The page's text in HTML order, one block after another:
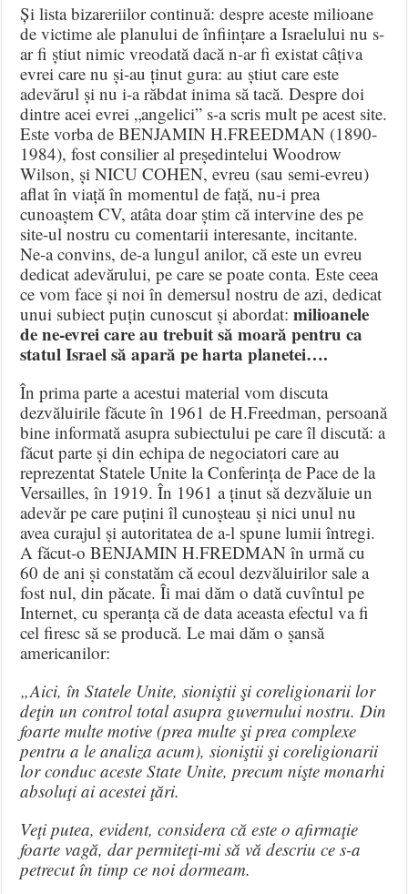
Și lista bizareriilor continuă: despre aceste milioane
de victime ale planului de înființare a Israelului nu s-
ar fi știut nimic vreodată dacă n-ar fi existat câțiva
evrei care nu și-au ținut gura: au știut care este
adevărul și nu i-a răbdat inima să tacă. Despre doi
dintre acei evrei „angelici” s-a scris mult pe acest site.
Este vorba de BENJAMIN H.FREEDMAN (1890-
1984), fost consilier al președintelui Woodrow
Wilson, și NICU COHEN, evreu (sau semi-evreu)
aflat în viață în momentul de față, nu-i prea
cunoaștem CV, atâta doar știm că intervine des pe
site-ul nostru cu comentarii interesante, incitante.
Ne-a convins, de-a lungul anilor, că este un evreu
dedicat adevărului, pe care se poate conta. Este ceea
ce vom face și noi în demersul nostru de azi, dedicat
unui subiect puțin cunoscut și abordat:milioanele
de ne-evrei care au trebuit să moară pentru ca
statul Israel să apară pe harta planetei….
În prima parte a acestui material vom discuta
dezvăluirile făcute în 1961 de H.Freedman, persoană
bine informată asupra subiectului pe care îl discută: a
făcut parte și din echipa de negociatori care au
reprezentat Statele Unite la Conferința de Pace de la
Versailles, în 1919. În 1961 a ținut să dezvăluie un
adevăr pe care puțini îl cunoșteau și nici unul nu
avea curajul și autoritatea de a-l spune lumii întregi.
A făcut-o BENJAMIN H.FREDMAN în urmă cu
60 de ani și constatăm că ecoul dezvăluirilor sale a
fost nul, din păcate. Îi mai dăm o dată cuvîntul pe
Internet, cu speranța că de data aceasta efectul va fi
cel firesc să se producă. Le mai dăm o șansă
americanilor:
„Aici, în Statele Unite, sioniştii şi coreligionarii lor
deţin un control total asupra guvernului nostru. Din
foarte multe motive (prea multe şi prea complexe
pentru a le analiza acum), sioniştii şi coreligionarii
lor conduc aceste State Unite, precum nişte monarhi
absoluţi ai acestei ţări.
Veţi putea, evident, considera că este o afirmaţie
foarte vagă, dar permiteţi-mi să vă descriu ce s-a
petrecut în timp ce noi dormeam.